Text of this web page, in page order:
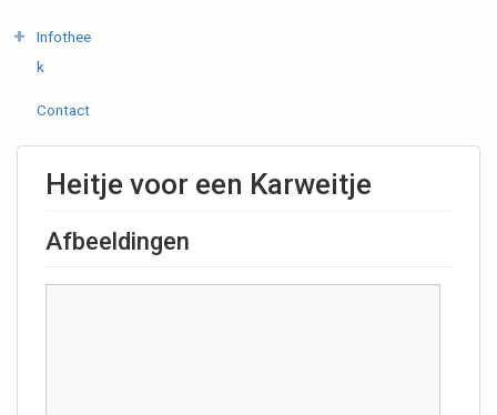
Infothee
k
Contact
Heitje voor een Karweitje
Afbeeldingen